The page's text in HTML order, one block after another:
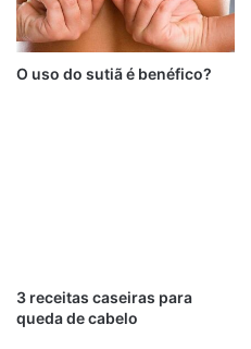
O uso do sutiã é benéfico?
3 receitas caseiras para
queda de cabelo